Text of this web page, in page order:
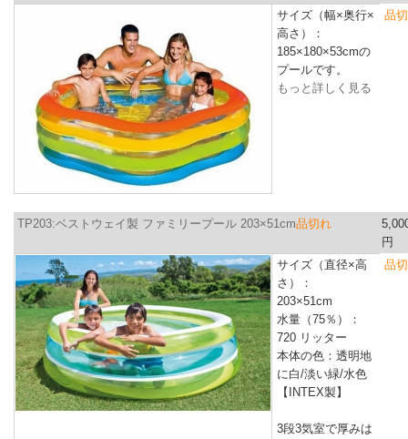
サイズ（幅×奥行×
高さ）：
185×180×53cmの
プールです。
もっと詳しく見る
品
TP203:ベストウェイ製 ファミリープール 203×51cm品切れ
円
サイズ（直径×高
さ）：
203×51cm
水量（75％）：
720 リッター
本体の色：透明地
に白/淡い緑/水色
【INTEX製】
3段3気室で厚みは
品